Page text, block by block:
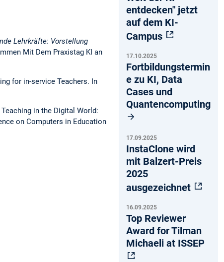
Lehrkräfte: Vorstellung
Mit Dem Praxistag KI an
for in-service Teachers. In
in the Digital World:
on Computers in Education
entdecken" jetzt
auf dem KI-
Campus
17.10.2025
Fortbildungstermin
e zu KI, Data
Cases und
Quantencomputing
17.09.2025
InstaClone wird
mit Balzert-Preis
2025
ausgezeichnet
16.09.2025
Top Reviewer
Award for Tilman
Michaeli at ISSEP